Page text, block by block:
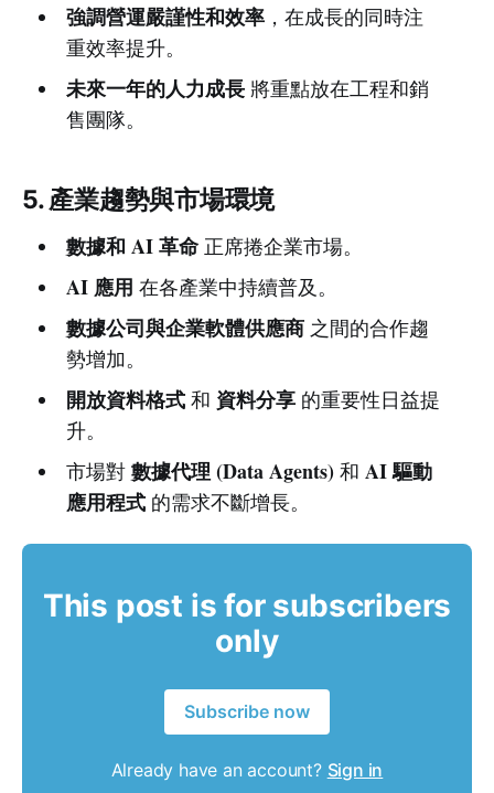
強調營運嚴謹性和效率，在成長的同時注
重效率提升。
未來一年的人力成長將重點放在工程和銷
售團隊。
5. 產業趨勢與市場環境
數據和 AI 革命正席捲企業市場。
AI 應用 在各產業中持續普及。
數據公司與企業軟體供應商之間的合作趨
勢增加。
開放資料格式和 資料分享的重要性日益提
升。
市場對 數據代理 (Data Agents)和 AI 驅動
應用程式的需求不斷增長。
This post is for subscribers
only
Subscribe now
Already have an account? Sign in